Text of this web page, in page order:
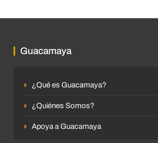
Guacamaya
¿Qué es Guacamaya?
¿Quiénes Somos?
Apoya a Guacamaya